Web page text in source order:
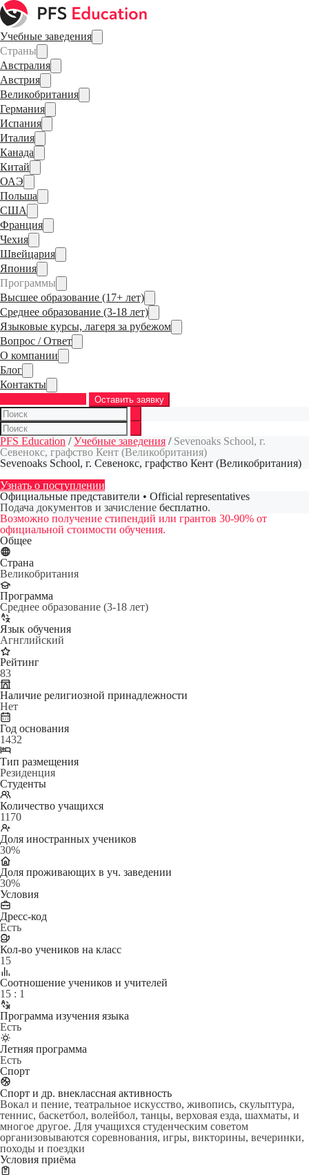
Учебные заведения
Страны
Австралия
Австрия
Великобритания
Германия
Испания
Италия
Канада
Китай
ОАЭ
Польша
США
Франция
Чехия
Швейцария
Япония
Программы
Высшее образование (17+ лет)
Среднее образование (3-18 лет)
Языковые курсы, лагеря за рубежом
Вопрос / Ответ
О компании
Блог
Контакты
Оставить заявку
PFS Education / Учебные заведения / Sevenoaks School, г.
Севенокс, графство Кент (Великобритания)
Sevenoaks School, г. Севенокс, графство Кент (Великобритания)
Узнать о поступлении
Официальные представители • Official representatives
Подача документов и зачисление бесплатно.
Возможно получение стипендий или грантов 30-90% от
официальной стоимости обучения.
Общее
Страна
Великобритания
Программа
Среднее образование (3-18 лет)
Язык обучения
Агнглийский
Рейтинг
83
Наличие религиозной принадлежности
Нет
Год основания
1432
Тип размещения
Резиденция
Студенты
Количество учащихся
1170
Доля иностранных учеников
30%
Доля проживающих в уч. заведении
30%
Условия
Дресс-код
Есть
Кол-во учеников на класс
15
Cоотношение учеников и учителей
15 : 1
Программа изучения языка
Есть
Летняя программа
Есть
Спорт
Спорт и др. внеклассная активность
Вокал и пение, театральное искусство, живопись, скульптура,
теннис, баскетбол, волейбол, танцы, верховая езда, шахматы, и
многое другое. Для учащихся студенческим советом
организовываются соревнования, игры, викторины, вечеринки,
походы и поездки
Условия приёма